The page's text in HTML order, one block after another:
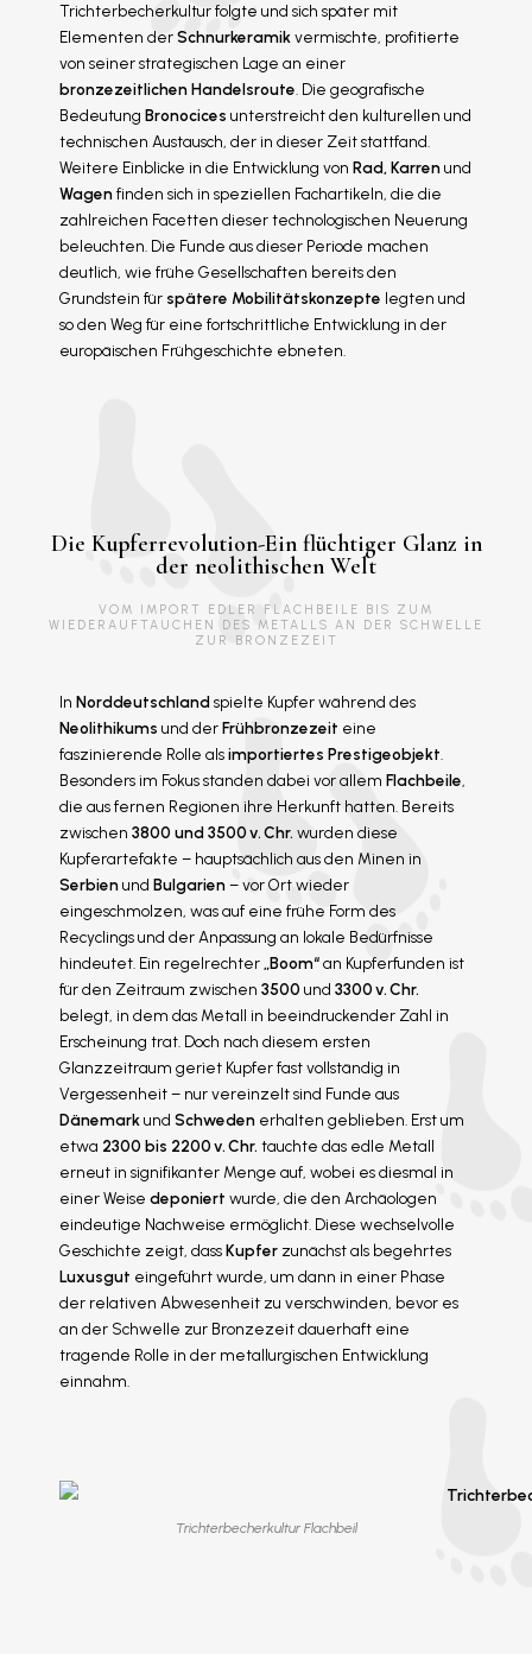
Trichterbecherkultur folgte und sich später mit
Elementen derSchnurkeramikvermischte, profitierte
von seiner strategischen Lage an einer
bronzezeitlichen Handelsroute . Die geografische
Bedeutung Bronocices unterstreicht den kulturellen und
technischen Austausch, der in dieser Zeit stattfand.
Weitere Einblicke in die Entwicklung von Rad, Karrenund
Wagenfinden sich in speziellen Fachartikeln, die die
zahlreichen Facetten dieser technologischen Neuerung
beleuchten. Die Funde aus dieser Periode machen
deutlich, wie frühe Gesellschaften bereits den
Grundstein für spätere Mobilitätskonzepte legten und
so den Weg für eine fortschrittliche Entwicklung in der
europäischen Frühgeschichte ebneten.
Die Kupferrevolution-Ein flüchtiger Glanz in
der neolithischen Welt
VOM IMPORT EDLER FLACHBEILE BIS ZUM
WIEDERAUFTAUCHEN DES METALLS AN DER SCHWELLE
ZUR BRONZEZEIT
In Norddeutschlandspielte Kupfer während des
Neolithikums und derFrühbronzezeit eine
faszinierende Rolle alsimportiertes Prestigeobjekt
Besonders im Fokus standen dabei vor allem Flachbeile,
die aus fernen Regionen ihre Herkunft hatten. Bereits
zwischen 3800 und 3500 v. Chr. wurden diese
Kupferartefakte – hauptsächlich aus den Minen in
Serbienund Bulgarien– vor Ort wieder
eingeschmolzen, was auf eine frühe Form des
Recyclings und der Anpassung an lokale Bedürfnisse
hindeutet. Ein regelrechter „Boom“an Kupferfunden ist
für den Zeitraum zwischen 3500 und 3300 v. Chr.
belegt, in dem das Metall in beeindruckender Zahl in
Erscheinung trat. Doch nach diesem ersten
Glanzzeitraum geriet Kupfer fast vollständig in
Vergessenheit – nur vereinzelt sind Funde aus
Dänemarkund Schweden erhalten geblieben. Erst um
etwa 2300 bis 2200 v. Chr. tauchte das edle Metall
erneut in signifikanter Menge auf, wobei es diesmal in
einer Weise deponiert wurde, die den Archäologen
eindeutige Nachweise ermöglicht. Diese wechselvolle
Geschichte zeigt, dassKupfer zunächst als begehrtes
Luxusgut eingeführt wurde, um dann in einer Phase
der relativen Abwesenheit zu verschwinden, bevor es
an der Schwelle zur Bronzezeit dauerhaft eine
tragende Rolle in der metallurgischen Entwicklung
einnahm.
Trichterbecherkultur Flachbeil